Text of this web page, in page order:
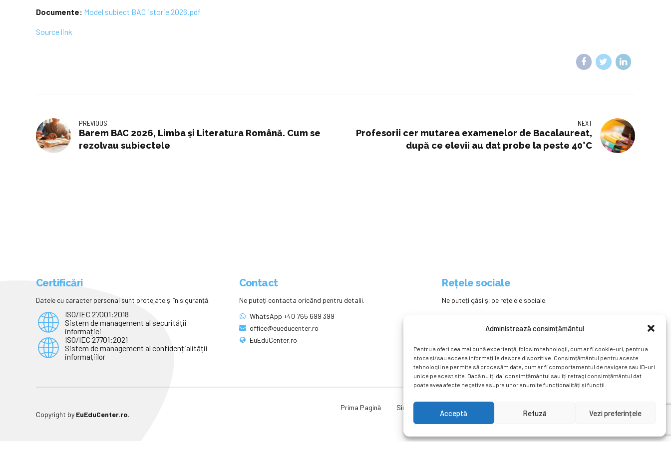
Administrează consimțământul
Pentru a oferi cea mai bună experiență, folosim tehnologii, cum ar fi cookie-uri, pentru a
stoca și/sau accesa informațiile despre dispozitive. Consimțământul pentru aceste
tehnologii ne permite să procesăm date, cum ar fi comportamentul de navigare sau ID-uri
unice pe acest site. Dacă nu îți dai consimțământul sau îți retragi consimțământul dat
poate avea afecte negative asupra unor anumite funcționalități și funcții.
Acceptă Refuză Vezi preferințele
Documente: Model subiect BAC istorie 2026.pdf
Source link
PREVIOUS
Barem BAC 2026, Limba şi Literatura Română. Cum se
rezolvau subiectele
NEXT
Profesorii cer mutarea examenelor de Bacalaureat,
după ce elevii au dat probe la peste 40°C
Certificări
Datele cu caracter personal sunt protejate și în siguranță.
ISO/IEC 27001:2018
Sistem de management al securității
informației
ISO/IEC 27701:2021
Sistem de management al confidențialității
informațiilor
Contact
Ne puteți contacta oricând pentru detalii.
WhatsApp +40 765 699 399
office@eueducenter.ro
EuEduCenter.ro
Rețele sociale
Ne puteți găsi și pe rețelele sociale.
Copyright by EuEduCenter.ro.
Prima Pagină Simpozion Internațional